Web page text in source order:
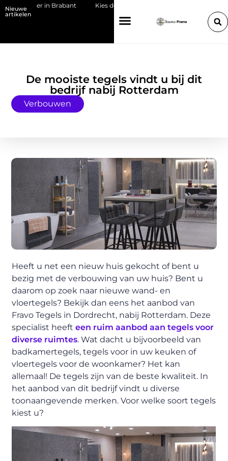
Nieuwe
artikelen
in Brabant Kies de juiste HP toner voor jouw printer
De mooiste tegels vindt u bij dit
bedrijf nabij Rotterdam
Verbouwen
Heeft u net een nieuw huis gekocht of bent u
bezig met de verbouwing van uw huis? Bent u
daarom op zoek naar nieuwe wand- en
vloertegels? Bekijk dan eens het aanbod van
Fravo Tegels in Dordrecht, nabij Rotterdam. Deze
specialist heefteen ruim aanbod aan tegels voor
diverse ruimtes. Wat dacht u bijvoorbeeld van
badkamertegels, tegels voor in uw keuken of
vloertegels voor de woonkamer? Het kan
allemaal! De tegels zijn van de beste kwaliteit. In
het aanbod van dit bedrijf vindt u diverse
toonaangevende merken. Voor welke soort tegels
kiest u?